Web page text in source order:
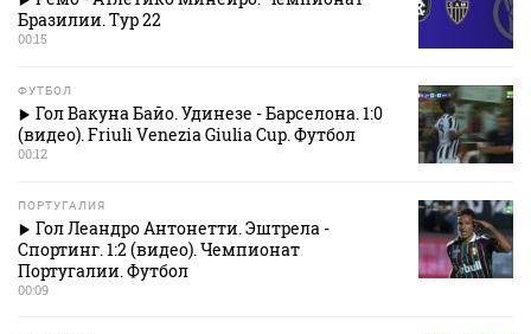
Бразилии. Тур 22
00:15
ФУТБОЛ
Гол Вакуна Байо. Удинезе - Барселона. 1:0
(видео). Friuli Venezia Giulia Cup. Футбол
00:12
ПОРТУГАЛИЯ
Гол Леандро Антонетти. Эштрела -
Спортинг. 1:2 (видео). Чемпионат
Португалии. Футбол
00:09